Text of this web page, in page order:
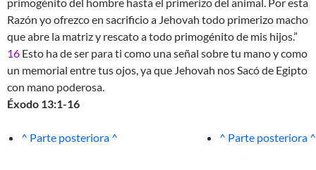
Razón yo ofrezco en sacrificio a Jehovah todo primerizo macho
que abre la matriz y rescato a todo primogénito de mis hijos.”
16 Esto ha de ser para ti como una señal sobre tu mano y como
un memorial entre tus ojos, ya que Jehovah nos Sacó de Egipto
con mano poderosa.
Éxodo 13:1-16
^ Parte posteriora ^ ^ Parte posteriora ^